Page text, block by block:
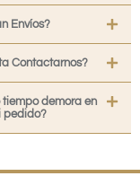
Envíos?
Contactarnos?
tiempo demora en
pedido?